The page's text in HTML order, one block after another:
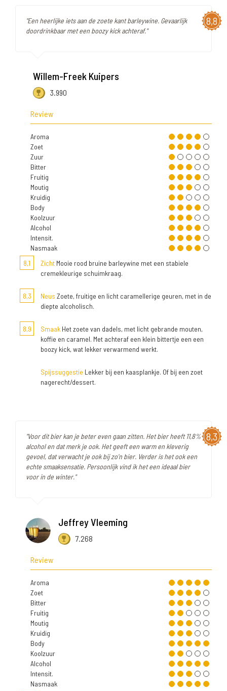
8,8
"Een heerlijke iets aan de zoete kant barleywine. Gevaarlijk
doordrinkbaar met een boozy kick achteraf."
Willem-Freek Kuipers
3.990
Review
Aroma
Zoet
Zuur
Bitter
Fruitig
Moutig
Kruidig
Body
Koolzuur
Alcohol
Intensit.
Nasmaak
8,1
Zicht Mooie rood bruine barleywine met een stabiele
cremekleurige schuimkraag.
8,3 Neus Zoete, fruitige en licht caramellerige geuren, met in de
diepte alcoholisch.
8,9 Smaak Het zoete van dadels, met licht gebrande mouten,
koffie en caramel. Met achteraf een klein bittertje een een
boozy kick, wat lekker verwarmend werkt.
Spijssuggestie Lekker bij een kaasplankje. Of bij een zoet
nagerecht/dessert.
8,3
"Voor dit bier kan je beter even gaan zitten. Het bier heeft 11,8%
alcohol en dat merk je ook. Het geeft een warm en kleverig
gevoel, dat verwacht je ook bij zo'n bier. Verder is het ook een
echte smaaksensatie. Persoonlijk vind ik het een ideaal bier
voor in de winter."
Jeffrey Vleeming
7.268
Review
Aroma
Zoet
Bitter
Fruitig
Moutig
Kruidig
Body
Koolzuur
Alcohol
Intensit.
Nasmaak